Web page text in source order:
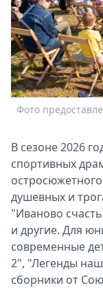
Metro
2026
Фото
В сезоне 2026
спортивных
душевных и
"Иваново
и другие. Для
современные
2", "Легенды
сборники от